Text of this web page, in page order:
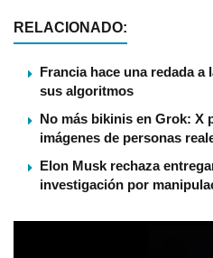
RELACIONADO:
Francia hace una redada a
sus algoritmos
No más bikinis en Grok: X
imágenes de personas
Elon Musk rechaza
investigación por